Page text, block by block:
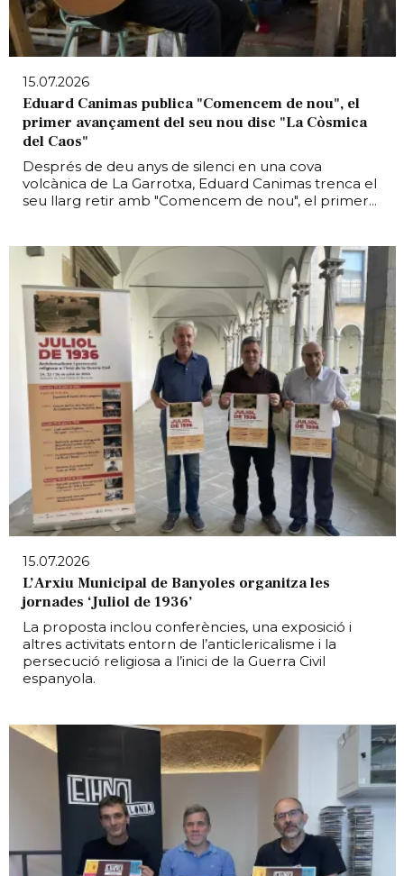
15.07.2026
Eduard Canimas publica "Comencem de nou", el
primer avançament del seu nou disc "La Còsmica
del Caos"
Després de deu anys de silenci en una cova
volcànica de La Garrotxa, Eduard Canimas trenca el
seu llarg retir amb "Comencem de nou", el primer...
15.07.2026
L’Arxiu Municipal de Banyoles organitza les
jornades ‘Juliol de 1936’
La proposta inclou conferències, una exposició i
altres activitats entorn de l’anticlericalisme i la
persecució religiosa a l’inici de la Guerra Civil
espanyola.